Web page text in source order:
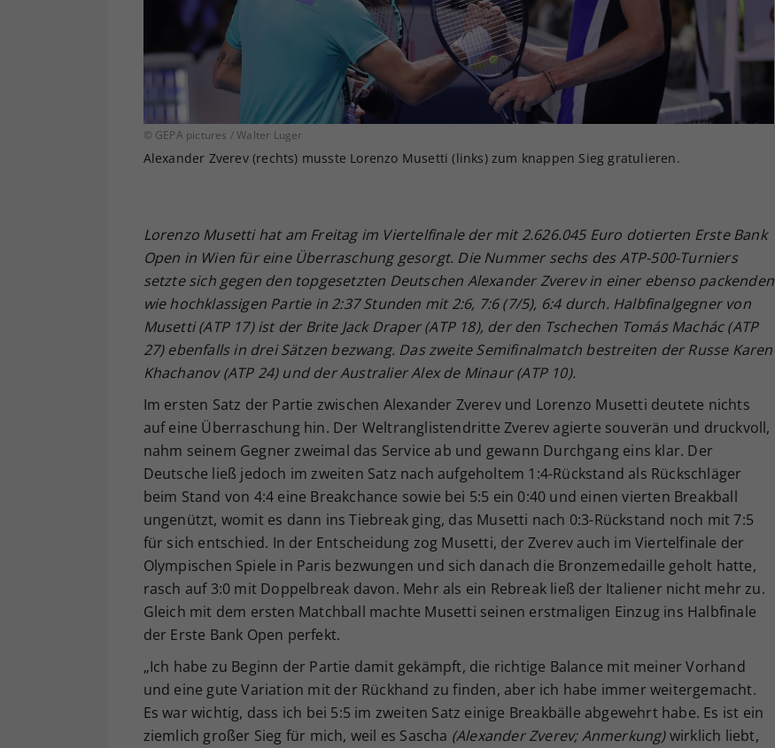
© GEPA pictures / Walter Luger
Alexander Zverev (rechts) musste Lorenzo Musetti (links) zum knappen Sieg gratulieren.
Lorenzo Musetti hat am Freitag im Viertelfinale der mit 2.626.045 Euro dotierten Erste Bank
Open in Wien für eine Überraschung gesorgt. Die Nummer sechs des ATP-500-Turniers
setzte sich gegen den topgesetzten Deutschen Alexander Zverev in einer ebenso packenden
wie hochklassigen Partie in 2:37 Stunden mit 2:6, 7:6 (7/5), 6:4 durch. Halbfinalgegner von
Musetti (ATP 17) ist der Brite Jack Draper (ATP 18), der den Tschechen Tomás Machác (ATP
27) ebenfalls in drei Sätzen bezwang. Das zweite Semifinalmatch bestreiten der Russe Karen
Khachanov (ATP 24) und der Australier Alex de Minaur (ATP 10).
Im ersten Satz der Partie zwischen Alexander Zverev und Lorenzo Musetti deutete nichts
auf eine Überraschung hin. Der Weltranglistendritte Zverev agierte souverän und druckvoll,
nahm seinem Gegner zweimal das Service ab und gewann Durchgang eins klar. Der
Deutsche ließ jedoch im zweiten Satz nach aufgeholtem 1:4-Rückstand als Rückschläger
beim Stand von 4:4 eine Breakchance sowie bei 5:5 ein 0:40 und einen vierten Breakball
ungenützt, womit es dann ins Tiebreak ging, das Musetti nach 0:3-Rückstand noch mit 7:5
für sich entschied. In der Entscheidung zog Musetti, der Zverev auch im Viertelfinale der
Olympischen Spiele in Paris bezwungen und sich danach die Bronzemedaille geholt hatte,
rasch auf 3:0 mit Doppelbreak davon. Mehr als ein Rebreak ließ der Italiener nicht mehr zu.
Gleich mit dem ersten Matchball machte Musetti seinen erstmaligen Einzug ins Halbfinale
der Erste Bank Open perfekt.
„Ich habe zu Beginn der Partie damit gekämpft, die richtige Balance mit meiner Vorhand
und eine gute Variation mit der Rückhand zu finden, aber ich habe immer weitergemacht.
Es war wichtig, dass ich bei 5:5 im zweiten Satz einige Breakbälle abgewehrt habe. Es ist ein
ziemlich großer Sieg für mich, weil es Sascha (Alexander Zverev; Anmerkung)wirklich liebt,
Ihrer vorgenommen Einstellungen, falls der
Webseiten-Betreiber dies eingestellt hat.